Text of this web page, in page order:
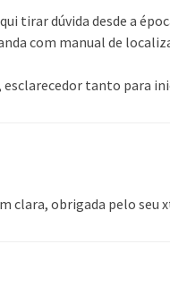
tirar dúvida desde a
com manual de
esclarecedor tanto para
clara, obrigada pelo seu